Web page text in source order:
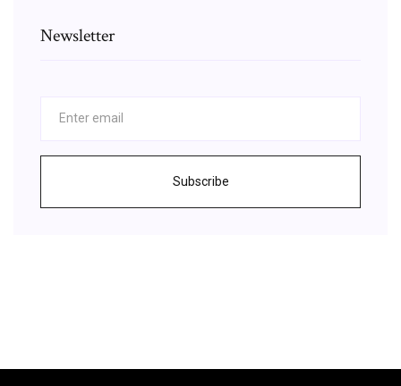
Newsletter
Subscribe